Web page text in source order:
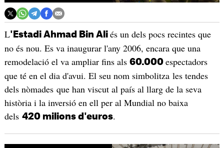
L'Estadi Ahmad Bin Ali és un dels pocs recintes que
no és nou. Es va inaugurar l'any 2006, encara que una
remodelació el va ampliar fins als 60.000 espectadors
que té en el dia d'avui. El seu nom simbolitza les tendes
dels nòmades que han viscut al país al llarg de la seva
història i la inversió en ell per al Mundial no baixa
dels 420 milions d'euros.